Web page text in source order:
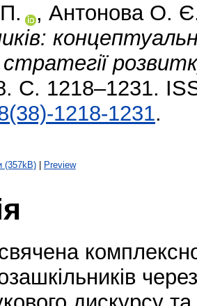
, Антонова О.
стратегії
С. 1218–1231.
1218-1231.
(357kB)| Preview